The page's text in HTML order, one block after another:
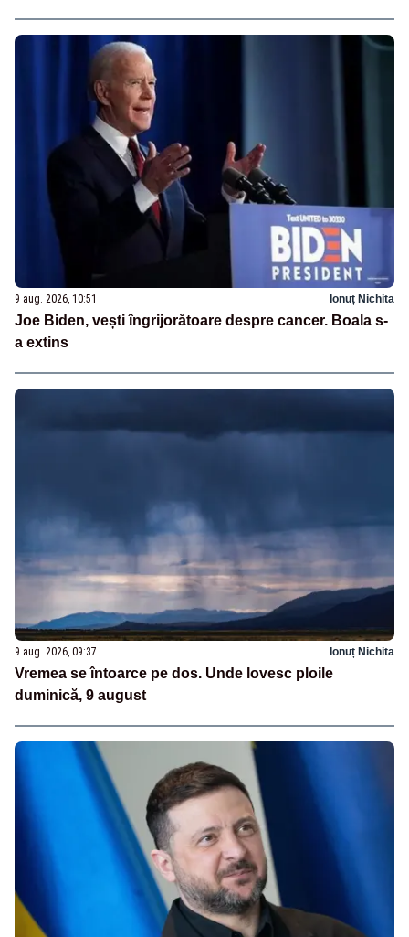
9 aug. 2026, 10:51 Ionuț Nichita
Joe Biden, vești îngrijorătoare despre cancer. Boala s-
a extins
9 aug. 2026, 09:37 Ionuț Nichita
Vremea se întoarce pe dos. Unde lovesc ploile
duminică, 9 august